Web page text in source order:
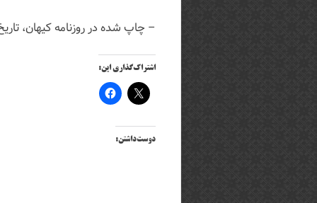
– چاپ شده در روزنامه کیهان، تاریخ 7/4/2537 شاهنشاهی (برابر با 7/4/1357
اشتراک‌گذاری این:
دوست‌داشتن: